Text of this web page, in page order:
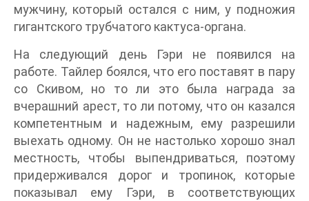
мужчину, который остался с ним, у подножия
гигантского трубчатого кактуса-органа.
На следующий день Гэри не появился на
работе. Тайлер боялся, что его поставят в пару
со Скивом, но то ли это была награда за
вчерашний арест, то ли потому, что он казался
компетентным и надежным, ему разрешили
выехать одному. Он не настолько хорошо знал
местность, чтобы выпендриваться, поэтому
придерживался дорог и тропинок, которые
показывал ему Гэри, в соответствующих